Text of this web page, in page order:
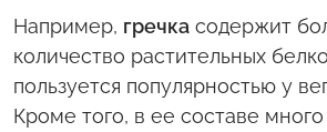
Например, гречка содержит
количество растительных
пользуется популярностью у
Кроме того, в ее составе много